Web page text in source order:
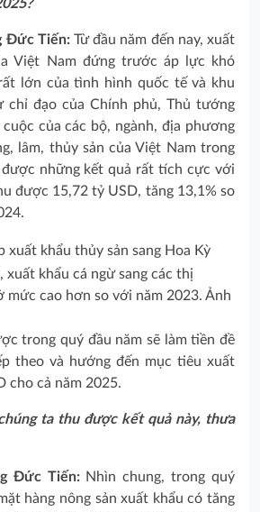
Đức Tiến:Từ đầu năm đến nay, xuất
Việt Nam đứng trước áp lực khó
lớn của tình hình quốc tế và khu
chỉ đạo của Chính phủ, Thủ tướng
của các bộ, ngành, địa phương
lâm, thủy sản của Việt Nam trong
những kết quả rất tích cực với
được 15,72 tỷ USD, tăng 13,1% so
xuất khẩu cá ngừ sang các thị
mức cao hơn so với năm 2023. Ảnh
trong quý đầu năm sẽ làm tiền đề
theo và hướng đến mục tiêu xuất
cho cả năm 2025.
ta thu được kết quả này, thưa
Đức Tiến:Nhìn chung, trong quý
hàng nông sản xuất khẩu có tăng